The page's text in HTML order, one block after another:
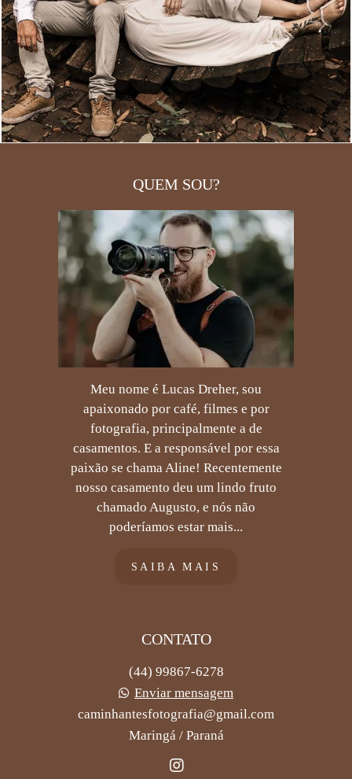
QUEM SOU?
Meu nome é Lucas Dreher, sou
apaixonado por café, filmes e por
fotografia, principalmente a de
casamentos. E a responsável por essa
paixão se chama Aline! Recentemente
nosso casamento deu um lindo fruto
chamado Augusto, e nós não
poderíamos estar mais...
SAIBA MAIS
CONTATO
(44) 99867-6278
Enviar mensagem
caminhantesfotografia@gmail.com
Maringá / Paraná